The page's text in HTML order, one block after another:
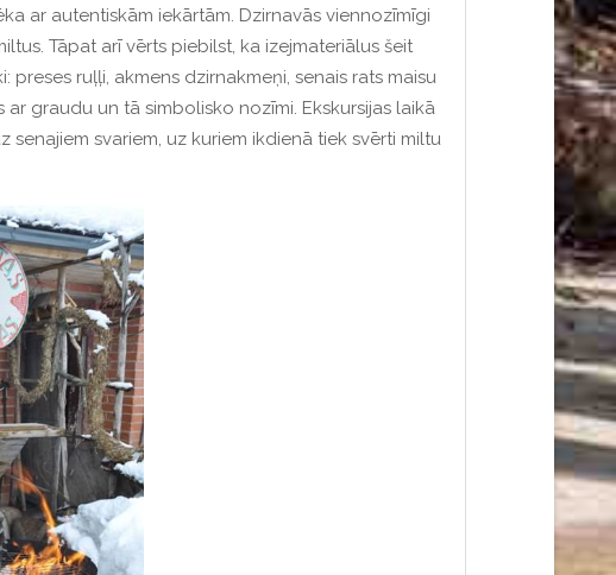
ar autentiskām iekārtām. Dzirnavās viennozīmīgi
Tāpat arī vērts piebilst, ka izejmateriālus šeit
ruļļi, akmens dzirnakmeņi, senais rats maisu
graudu un tā simbolisko nozīmi. Ekskursijas laikā
senajiem svariem, uz kuriem ikdienā tiek svērti miltu